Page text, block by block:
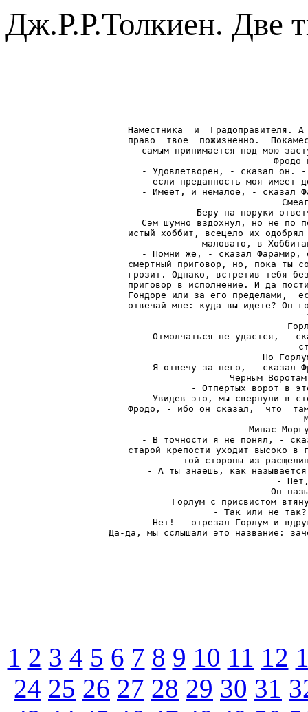
Дж.Р.Р.Толкиен. Две
Наместника  и  Градоправителя.
право  твое  пожизненно.
самым принимается под мою
Фродо
- Удовлетворен, - сказал он. -
если преданность моя имеет
- Имеет, и немалое, - сказал
- Беру на поруки
Сэм шумно вздохнул, но не по
истый хоббит, всецело их
маловато, в
- Помни же, - сказал Фарамир,
смертный приговор, но, пока ты
грозит. Однако, встретив тебя
приговор в исполнение. И да
Гондоре или за его пределами,
отвечай мне: куда вы идете? Он
- Отмолчаться не удастся, -
Но
- Я отвечу за него, - сказал
Черным
- Отпертых ворот в
- Увидев это, мы свернули в
Фродо, - ибо он сказал,  что
- Минас-
- В точности я не понял, -
старой крепости уходит высоко
той стороны из
- А ты знаешь, как
-
- Он
Горлум с присвистом
- Так или не
- Нет! - отрезал Горлум и
Да-да, мы сслышали это название:
1 2 3 4 5 6 7 8 9 10 11 12
24 25 26 27 28 29 30 31